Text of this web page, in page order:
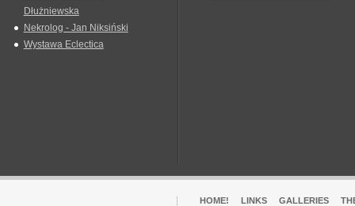
Dłużniewska
Nekrolog - Jan Niksiński
Wystawa Eclectica
HOME! LINKS GALLERIES